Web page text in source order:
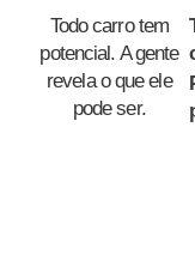
Todo carro tem
potencial. A gente
revela o que ele
pode ser.